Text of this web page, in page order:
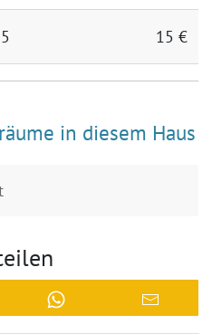
15 €
in diesem Haus